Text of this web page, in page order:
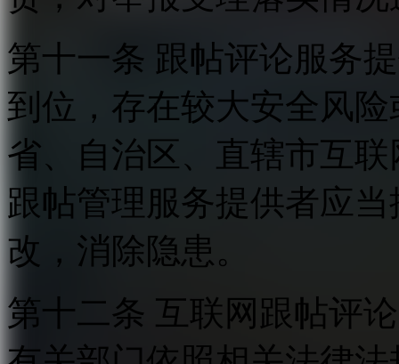
第十一条 跟帖评论服务
到位，存在较大安全风
省、自治区、直辖市互
跟帖管理服务提供者应
改，消除隐患。
第十二条 互联网跟帖评